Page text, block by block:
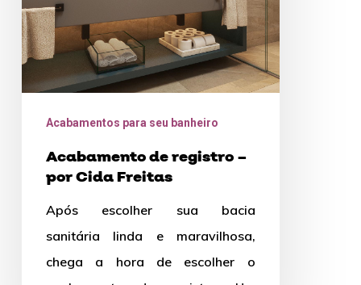
Cida
Freitas
Acabamentos para seu banheiro
Acabamento de registro –
por Cida Freitas
Após escolher sua bacia
sanitária linda e maravilhosa,
chega a hora de escolher o